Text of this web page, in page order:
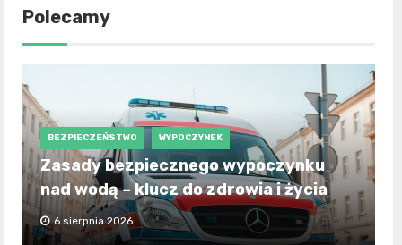
Polecamy
BEZPIECZEŃSTWO WYPOCZYNEK
Zasady bezpiecznego wypoczynku
nad wodą – klucz do zdrowia i życia
6 sierpnia 2026